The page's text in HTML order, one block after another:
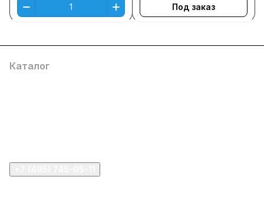
Под заказ
Каталог